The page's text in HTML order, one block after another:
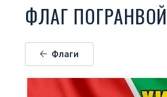
ФЛАГ
Флаги